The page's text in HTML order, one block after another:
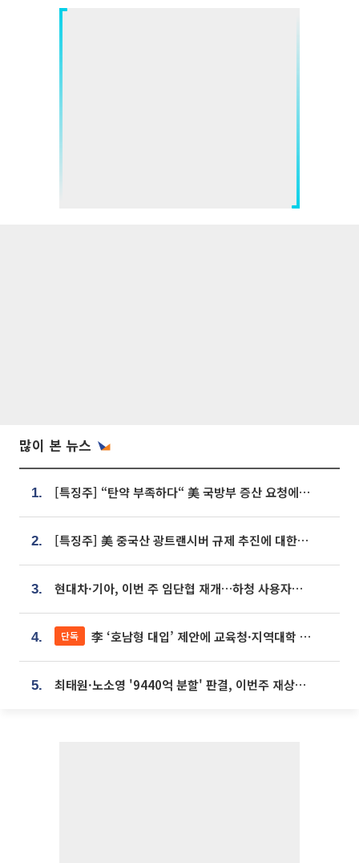
많이 본 뉴스
1. [특징주] “탄약 부족하다“ 美 국방부 증산 요청에⋯국내 방산주 급등세
2. [특징주] 美 중국산 광트랜시버 규제 추진에 대한광통신 등 광통신株 강세
3. 현대차·기아, 이번 주 임단협 재개…하청 사용자성 재심도 ‘변수’
4. 단독 李 ‘호남형 대입’ 제안에 교육청·지역대학 서·논술형 입시 연계 '착수'
5. 최태원·노소영 '9440억 분할' 판결, 이번주 재상고 여부 주목